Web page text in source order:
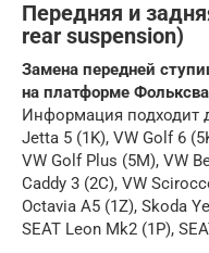
Передняя и
rear suspension)
Замена передней
на платформе
Информация подходит
Jetta 5 (1K), VW Golf 6
VW Golf Plus (5M), VW
Caddy 3 (2C), VW
Octavia A5 (1Z), Skoda
SEAT Leon Mk2 (1P),